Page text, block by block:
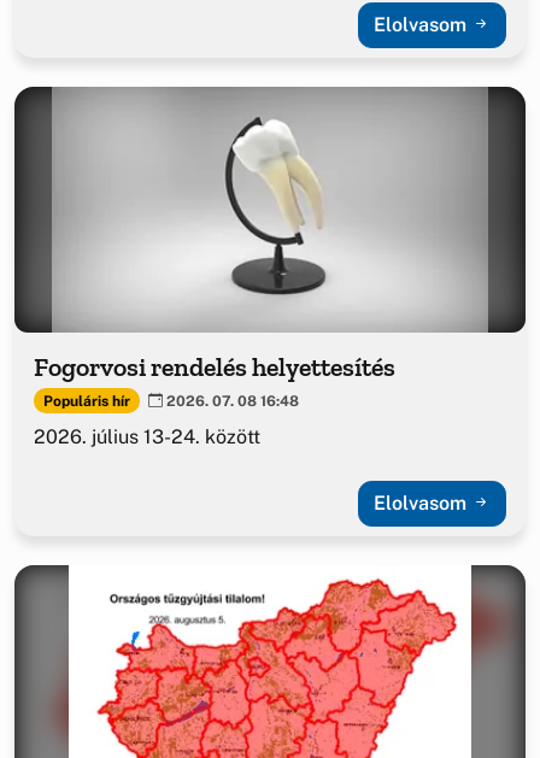
Elolvasom
Fogorvosi rendelés helyettesítés
Populáris hír 2026. 07. 08 16:48
2026. július 13-24. között
Elolvasom